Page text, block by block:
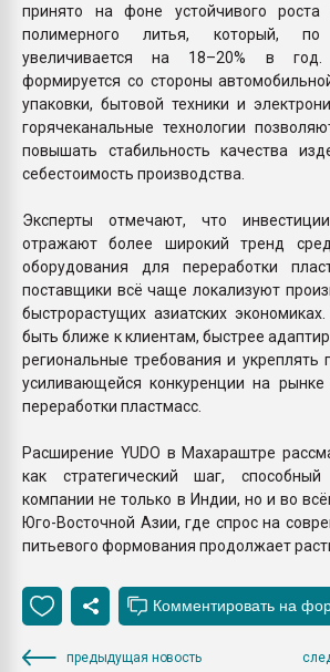
принято на фоне устойчивого роста
полимерного литья, который, по
увеличивается на 18–20% в год.
формируется со стороны
упаковки, бытовой техники и
горячеканальные технологии
повышать стабильность качества
себестоимость производства.
Эксперты отмечают, что
отражают более широкий тренд
оборудования для переработки
поставщики всё чаще локализуют
быстрорастущих азиатских
быть ближе к клиентам, быстрее
региональные требования и укреплять
усиливающейся конкуренции на
переработки пластмасс.
Расширение YUDO в Махараштре
как стратегический шаг,
компании не только в Индии, но и во
Юго-Восточной Азии, где спрос на
питьевого формования продолжает
предыдущая новость